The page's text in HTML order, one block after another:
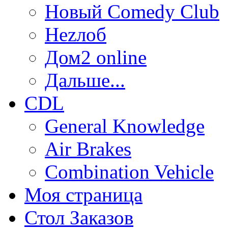
Новый Comedy Club
Неzлоб
Дом2 online
Дальше...
CDL
General Knowledge
Air Brakes
Combination Vehicle
Моя страница
Стол Заказов